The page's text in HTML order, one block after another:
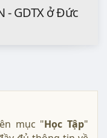
- GDTX ở Đức
mục "Học Tập"